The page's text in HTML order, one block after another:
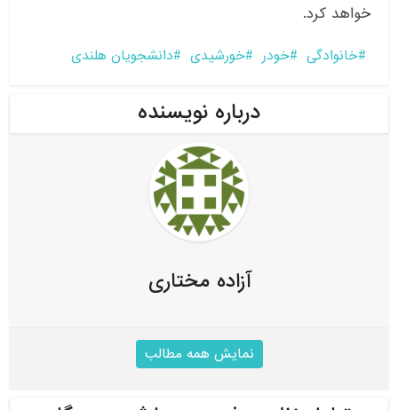
خواهد کرد.
خانوادگی خودر خورشیدی دانشجویان هلندی
درباره نویسنده
آزاده مختاری
نمایش همه مطالب